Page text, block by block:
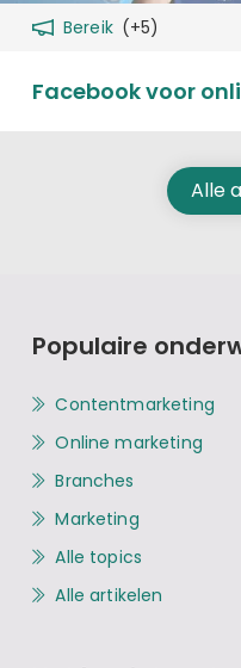
Bereik (+5)
Facebook voor
Alle
Populaire
Contentmarketing
Online marketing
Branches
Marketing
Alle topics
Alle artikelen